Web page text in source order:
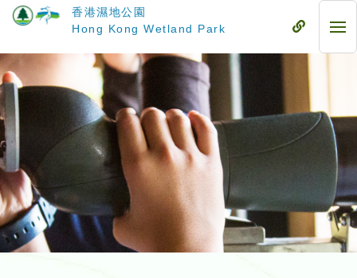
要
內
容
香港濕地公園
Hong Kong Wetland Park
流
流
動